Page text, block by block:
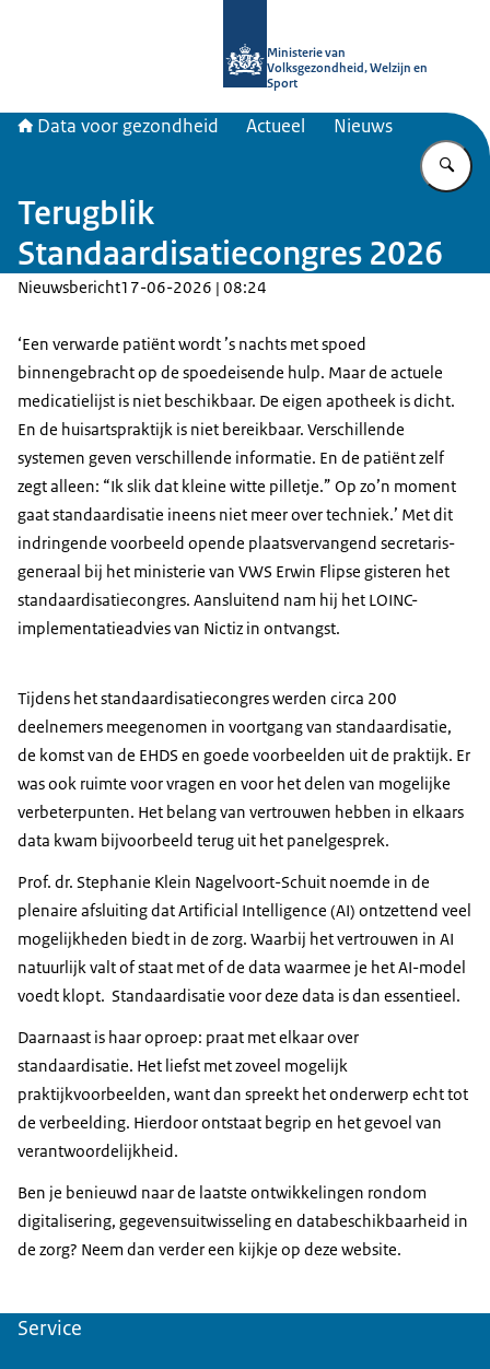
Ministerie van
Volksgezondheid, Welzijn en
Sport
Data voor gezondheid Actueel Nieuws
Terugblik
Standaardisatiecongres 2026
Nieuwsbericht17-06-2026 | 08:24
‘Een verwarde patiënt wordt ’s nachts met spoed
binnengebracht op de spoedeisende hulp. Maar de actuele
medicatielijst is niet beschikbaar. De eigen apotheek is dicht.
En de huisartspraktijk is niet bereikbaar. Verschillende
systemen geven verschillende informatie. En de patiënt zelf
zegt alleen: “Ik slik dat kleine witte pilletje.” Op zo’n moment
gaat standaardisatie ineens niet meer over techniek.’ Met dit
indringende voorbeeld opende plaatsvervangend secretaris-
generaal bij het ministerie van VWS Erwin Flipse gisteren het
standaardisatiecongres. Aansluitend nam hij het LOINC-
implementatieadvies van Nictiz in ontvangst.
Tijdens het standaardisatiecongres werden circa 200
deelnemers meegenomen in voortgang van standaardisatie,
de komst van de EHDS en goede voorbeelden uit de praktijk. Er
was ook ruimte voor vragen en voor het delen van mogelijke
verbeterpunten. Het belang van vertrouwen hebben in elkaars
data kwam bijvoorbeeld terug uit het panelgesprek.
Prof. dr. Stephanie Klein Nagelvoort-Schuit noemde in de
plenaire afsluiting dat Artificial Intelligence (AI) ontzettend veel
mogelijkheden biedt in de zorg. Waarbij het vertrouwen in AI
natuurlijk valt of staat met of de data waarmee je het AI-model
voedt klopt. Standaardisatie voor deze data is dan essentieel.
Daarnaast is haar oproep: praat met elkaar over
standaardisatie. Het liefst met zoveel mogelijk
praktijkvoorbeelden, want dan spreekt het onderwerp echt tot
de verbeelding. Hierdoor ontstaat begrip en het gevoel van
verantwoordelijkheid.
Ben je benieuwd naar de laatste ontwikkelingen rondom
digitalisering, gegevensuitwisseling en databeschikbaarheid in
de zorg? Neem dan verder een kijkje op deze website.
Service